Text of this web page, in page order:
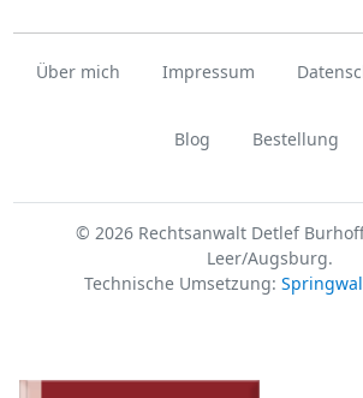
Über mich Impressum
Blog Bestellung
© 2026 Rechtsanwalt Detlef
Leer/Augsburg.
Technische Umsetzung: